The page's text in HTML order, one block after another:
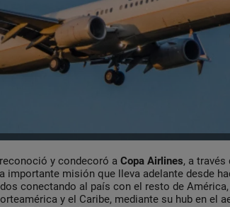
y condecoró a Copa Airlines, a través
importante misión que lleva adelante desde
conectando al país con el resto de América,
y el Caribe, mediante su hub en el